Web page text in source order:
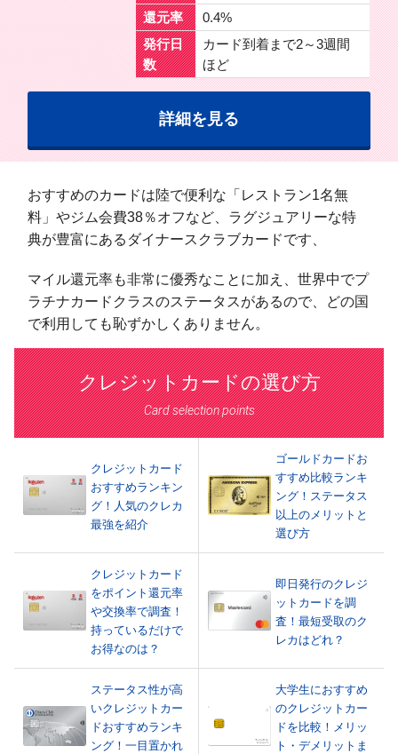
還元率
0.4%
発行日
数
カード到着まで2～3週間
ほど
詳細を見る
おすすめのカードは陸で便利な「レストラン1名無
料」やジム会費38％オフなど、ラグジュアリーな特
典が豊富にあるダイナースクラブカードです、
マイル還元率も非常に優秀なことに加え、世界中でプ
ラチナカードクラスのステータスがあるので、どの国
で利用しても恥ずかしくありません。
クレジットカードの選び方
Card selection points
クレジットカード
おすすめランキン
グ！人気のクレカ
最強を紹介
ゴールドカードお
すすめ比較ランキ
ング！ステータス
以上のメリットと
選び方
クレジットカード
をポイント還元率
や交換率で調査！
持っているだけで
お得なのは？
即日発行のクレジ
ットカードを調
査！最短受取のク
レカはどれ？
ステータス性が高
いクレジットカー
ドおすすめランキ
ング！一目置かれ
大学生におすすめ
のクレジットカー
ドを比較！メリッ
ト・デメリットま